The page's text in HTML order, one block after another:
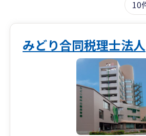
みどり合同税理士法人